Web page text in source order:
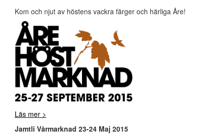
Kom och njut av höstens vackra färger och härliga Åre!
Läs mer >
Jamtli Vårmarknad 23-24 Maj 2015